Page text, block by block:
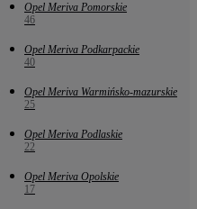
Opel Meriva Pomorskie
46
Opel Meriva Podkarpackie
40
Opel Meriva Warmińsko-mazurskie
25
Opel Meriva Podlaskie
22
Opel Meriva Opolskie
17